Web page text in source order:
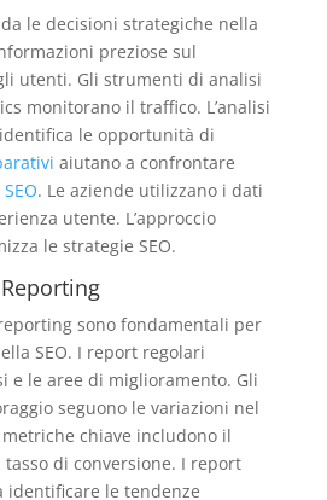
le decisioni strategiche nella
preziose sul
utenti. Gli strumenti di analisi
monitorano il traffico. L’analisi
le opportunità di
aiutano a confrontare
. Le aziende utilizzano i dati
utente. L’approccio
le strategie SEO.
sono fondamentali per
SEO. I report regolari
e le aree di miglioramento. Gli
seguono le variazioni nel
chiave includono il
di conversione. I report
le tendenze